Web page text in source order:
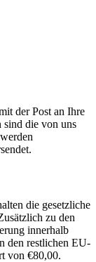
der Post an Ihre
sind die von uns
die gesetzliche
zu den
innerhalb
den restlichen EU-
von €80,00.